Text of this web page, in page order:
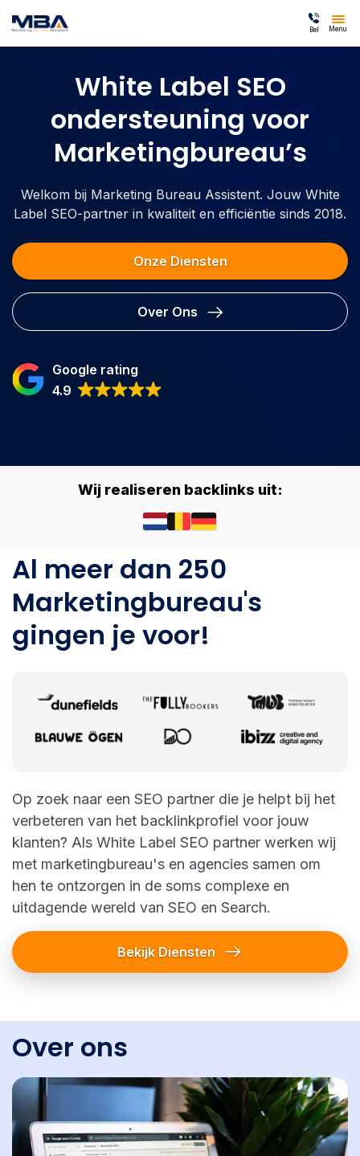
Bel Menu
White Label SEO
ondersteuning voor
Marketingbureau’s
Welkom bij Marketing Bureau Assistent. Jouw White
Label SEO-partner in kwaliteit en efficiëntie sinds 2018.
Onze Diensten
Over Ons
Google rating
4.9
Wij realiseren backlinks uit:
Al meer dan 250
Marketingbureau's
gingen je voor!
Op zoek naar een SEO partner die je helpt bij het
verbeteren van het backlinkprofiel voor jouw
klanten? Als White Label SEO partner werken wij
met marketingbureau's en agencies samen om
hen te ontzorgen in de soms complexe en
uitdagende wereld van SEO en Search.
Bekijk Diensten
Over ons